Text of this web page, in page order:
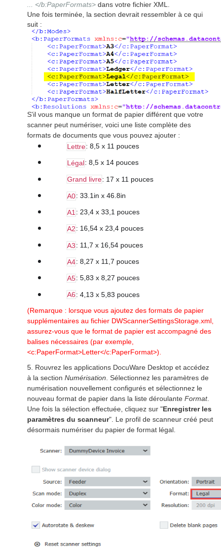
... </b:PaperFormats> dans votre fichier XML.
Une fois terminée, la section devrait ressembler à ce qui
suit :
S'il vous manque un format de papier différent que votre
scanner peut numériser, voici une liste complète des
formats de documents que vous pouvez ajouter :
Lettre: 8,5 x 11 pouces
Légal: 8,5 x 14 pouces
Grand livre: 17 x 11 pouces
A0: 33.1in x 46.8in
A1 : 23,4 x 33,1 pouces
A2: 16,54 x 23,4 pouces
A3: 11,7 x 16,54 pouces
A4: 8,27 x 11,7 pouces
A5: 5,83 x 8,27 pouces
A6: 4,13 x 5,83 pouces
(Remarque : lorsque vous ajoutez des formats de papier
supplémentaires au fichier DWScannerSettingsStorage.xml,
assurez-vous que le format de papier est accompagné des
balises nécessaires (par exemple,
<c:PaperFormat>Letter</c:PaperFormat>).
5. Rouvrez les applications DocuWare Desktop et accédez
à la section Numérisation. Sélectionnez les paramètres de
numérisation nouvellement configurés et sélectionnez le
nouveau format de papier dans la liste déroulante Format.
Une fois la sélection effectuée, cliquez sur "Enregistrer les
paramètres du scanneur". Le profil de scanneur créé peut
désormais numériser du papier de format légal.